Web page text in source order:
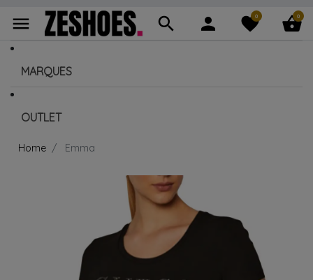
menu search person favorite
0 shopping_basket
0
MARQUES
OUTLET
Home Emma